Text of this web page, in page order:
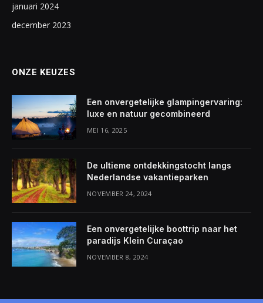
januari 2024
december 2023
ONZE KEUZES
Een onvergetelijke glampingervaring:
luxe en natuur gecombineerd
MEI 16, 2025
De ultieme ontdekkingstocht langs
Nederlandse vakantieparken
NOVEMBER 24, 2024
Een onvergetelijke boottrip naar het
paradijs Klein Curaçao
NOVEMBER 8, 2024